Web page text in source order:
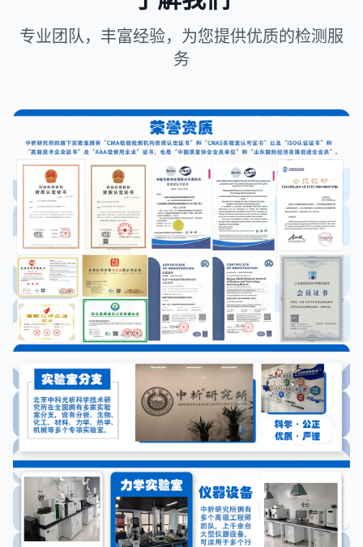
专业团队，丰富经验，为您提供优质的检测服
务